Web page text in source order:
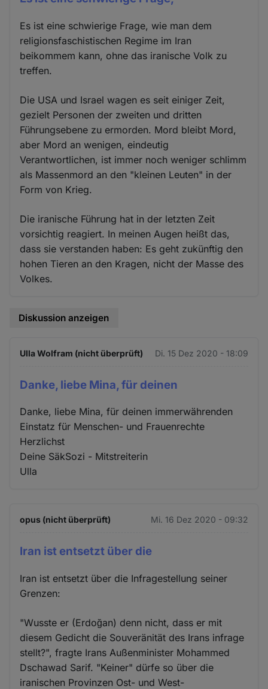
Es ist eine schwierige Frage, wie man dem
religionsfaschistischen Regime im Iran
beikommem kann, ohne das iranische Volk zu
treffen.
Die USA und Israel wagen es seit einiger Zeit,
gezielt Personen der zweiten und dritten
Führungsebene zu ermorden. Mord bleibt Mord,
aber Mord an wenigen, eindeutig
Verantwortlichen, ist immer noch weniger schlimm
als Massenmord an den "kleinen Leuten" in der
Form von Krieg.
Die iranische Führung hat in der letzten Zeit
vorsichtig reagiert. In meinen Augen heißt das,
dass sie verstanden haben: Es geht zukünftig den
hohen Tieren an den Kragen, nicht der Masse des
Volkes.
Diskussion anzeigen
Ulla Wolfram (nicht überprüft) Di. 15 Dez 2020 - 18:09
Danke, liebe Mina, für deinen
Danke, liebe Mina, für deinen immerwährenden
Einstatz für Menschen- und Frauenrechte
Herzlichst
Deine SäkSozi - Mitstreiterin
Ulla
opus (nicht überprüft) Mi. 16 Dez 2020 - 09:32
Iran ist entsetzt über die
Iran ist entsetzt über die Infragestellung seiner
Grenzen:
"Wusste er (Erdoğan) denn nicht, dass er mit
diesem Gedicht die Souveränität des Irans infrage
stellt?", fragte Irans Außenminister Mohammed
Dschawad Sarif. "Keiner" dürfe so über die
iranischen Provinzen Ost- und West-